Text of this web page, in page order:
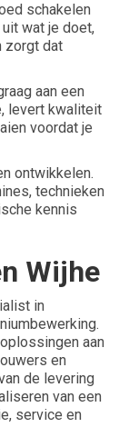
schakelen
wat je doet,
zorgt dat
aan een
levert kwaliteit
voordat je
ontwikkelen.
technieken
kennis
Wijhe
in
aan
en
de levering
van een
service en